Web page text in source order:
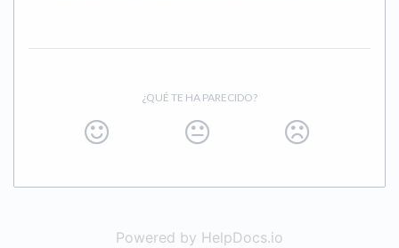
¿QUÉ TE HA PARECIDO?
Powered by HelpDocs.io